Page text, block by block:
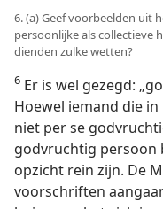
6. (a) Geef voorbeelden uit
persoonlijke als collectieve
dienden zulke wetten?
6 Er is wel gezegd:
Hoewel iemand die
niet per se
godvruchtig persoon
opzicht rein zijn. De
voorschriften